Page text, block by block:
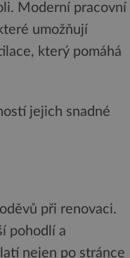
Moderní pracovní
umožňují
který pomáhá
jejich snadné
při renovaci.
pohodlí a
nejen po stránce